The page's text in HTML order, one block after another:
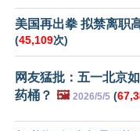
美国再出拳 拟禁离职
(45,109次)
网友猛批：五一北京
药桶？ 🖼️ 2026/5/5 (